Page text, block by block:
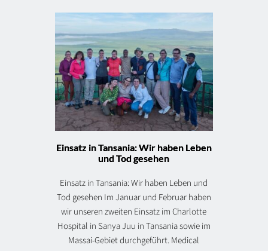
Einsatz in Tansania: Wir haben Leben
und Tod gesehen
Einsatz in Tansania: Wir haben Leben und
Tod gesehen Im Januar und Februar haben
wir unseren zweiten Einsatz im Charlotte
Hospital in Sanya Juu in Tansania sowie im
Massai-Gebiet durchgeführt. Medical